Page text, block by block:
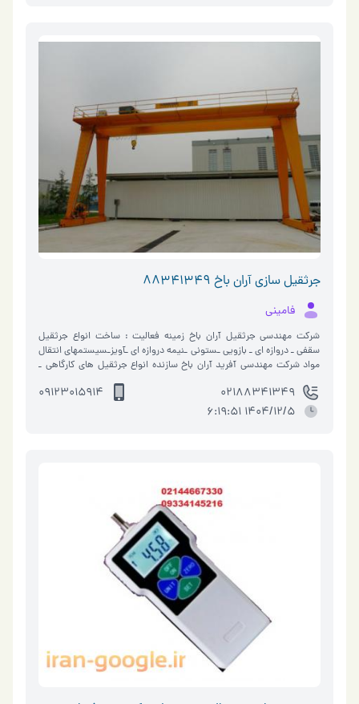
جرثقیل سازی آران باخ 88341349
فامینی
شرکت مهندسی جرثقیل آران باخ زمینه فعالیت : ساخت انواع جرثقیل
سقفی ـ دروازه ای ـ بازویی ـستونی ـنیمه دروازه ای ـآویزـسیستمهای انتقال
مواد شرکت مهندسی آفرید آران باخ سازنده انواع جرثقیل های کارگاهی ـ
02188341349
09123015914
1404/12/5 6:19:51